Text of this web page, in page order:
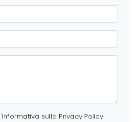
sulla Privacy Policy